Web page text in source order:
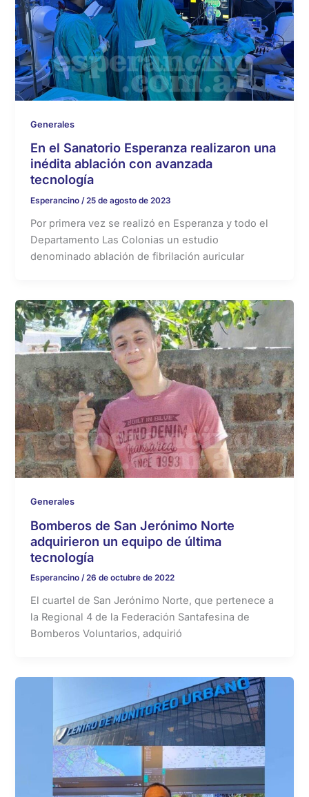
Generales
En el Sanatorio Esperanza realizaron una
inédita ablación con avanzada
tecnología
Esperancino/25 de agosto de 2023
Por primera vez se realizó en Esperanza y todo el
Departamento Las Colonias un estudio
denominado ablación de fibrilación auricular
Generales
Bomberos de San Jerónimo Norte
adquirieron un equipo de última
tecnología
Esperancino/26 de octubre de 2022
El cuartel de San Jerónimo Norte, que pertenece a
la Regional 4 de la Federación Santafesina de
Bomberos Voluntarios, adquirió